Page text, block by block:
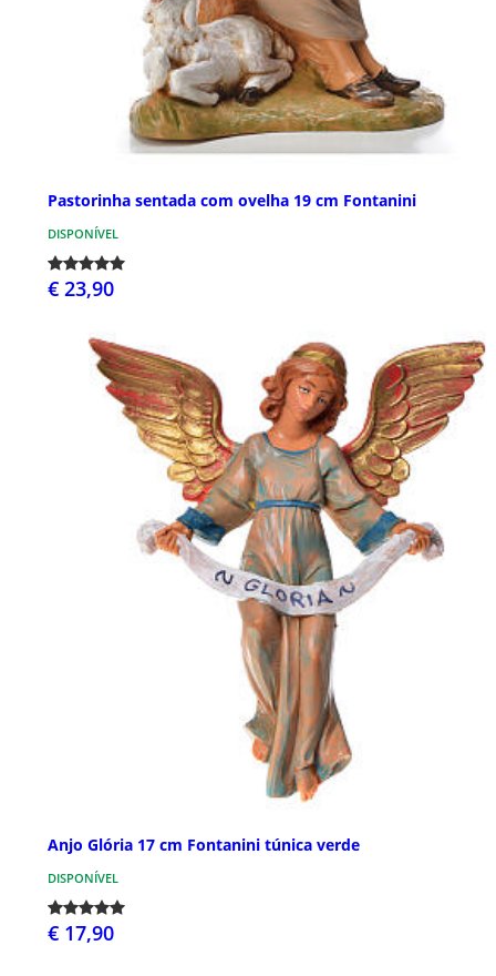
Pastorinha sentada com ovelha 19 cm Fontanini
DISPONÍVEL
€ 23,90
Anjo Glória 17 cm Fontanini túnica verde
DISPONÍVEL
€ 17,90